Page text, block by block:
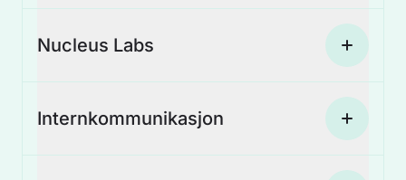
Nucleus Labs
Internkommunikasjon